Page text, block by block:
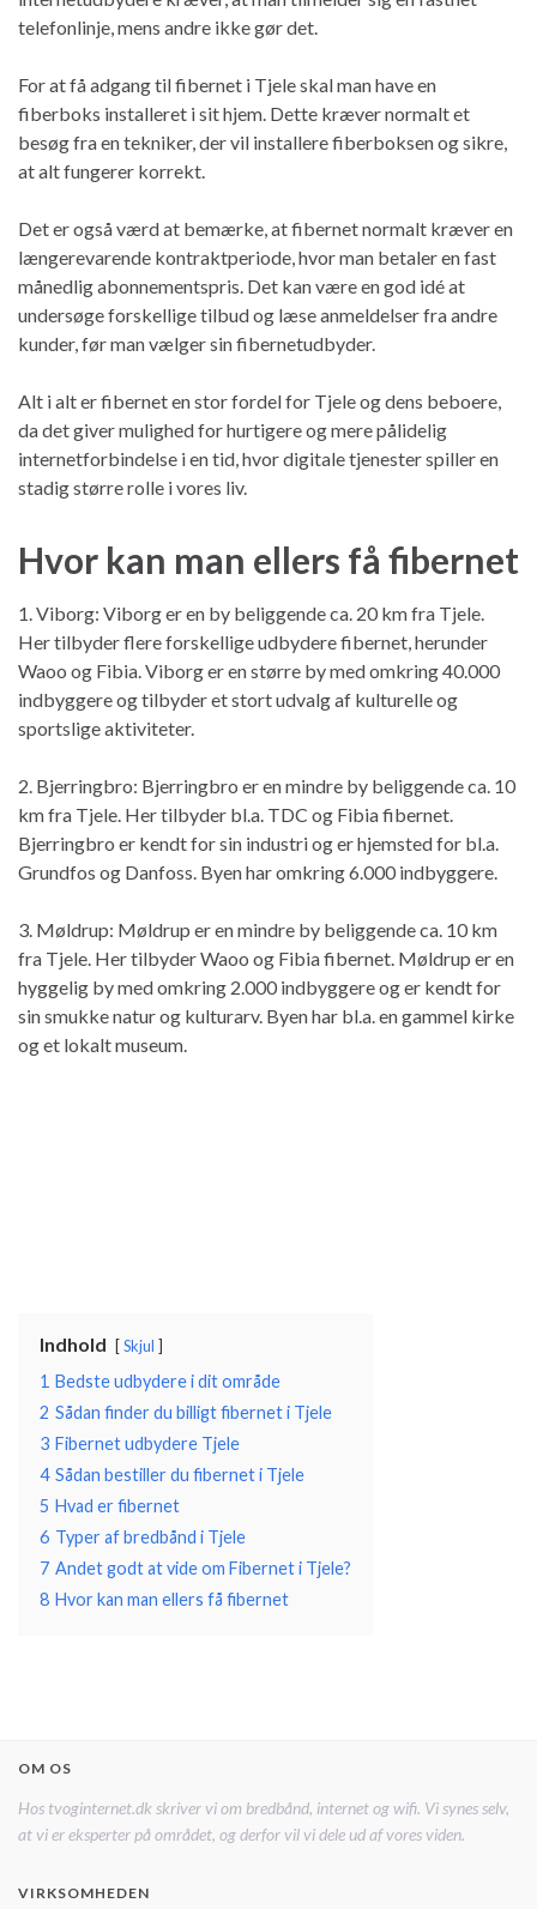
telefonlinje, mens andre ikke gør det.
For at få adgang til fibernet i Tjele skal man have en
fiberboks installeret i sit hjem. Dette kræver normalt et
besøg fra en tekniker, der vil installere fiberboksen og sikre,
at alt fungerer korrekt.
Det er også værd at bemærke, at fibernet normalt kræver en
længerevarende kontraktperiode, hvor man betaler en fast
månedlig abonnementspris. Det kan være en god idé at
undersøge forskellige tilbud og læse anmeldelser fra andre
kunder, før man vælger sin fibernetudbyder.
Alt i alt er fibernet en stor fordel for Tjele og dens beboere,
da det giver mulighed for hurtigere og mere pålidelig
internetforbindelse i en tid, hvor digitale tjenester spiller en
stadig større rolle i vores liv.
Hvor kan man ellers få fibernet
1. Viborg: Viborg er en by beliggende ca. 20 km fra Tjele.
Her tilbyder flere forskellige udbydere fibernet, herunder
Waoo og Fibia. Viborg er en større by med omkring 40.000
indbyggere og tilbyder et stort udvalg af kulturelle og
sportslige aktiviteter.
2. Bjerringbro: Bjerringbro er en mindre by beliggende ca. 10
km fra Tjele. Her tilbyder bl.a. TDC og Fibia fibernet.
Bjerringbro er kendt for sin industri og er hjemsted for bl.a.
Grundfos og Danfoss. Byen har omkring 6.000 indbyggere.
3. Møldrup: Møldrup er en mindre by beliggende ca. 10 km
fra Tjele. Her tilbyder Waoo og Fibia fibernet. Møldrup er en
hyggelig by med omkring 2.000 indbyggere og er kendt for
sin smukke natur og kulturarv. Byen har bl.a. en gammel kirke
og et lokalt museum.
Indhold Skjul
1 Bedste udbydere i dit område
2 Sådan finder du billigt fibernet i Tjele
3 Fibernet udbydere Tjele
4 Sådan bestiller du fibernet i Tjele
5 Hvad er fibernet
6 Typer af bredbånd i Tjele
7 Andet godt at vide om Fibernet i Tjele?
8 Hvor kan man ellers få fibernet
OM OS
Hos tvoginternet.dk skriver vi om bredbånd, internet og wifi. Vi synes selv,
at vi er eksperter på området, og derfor vil vi dele ud af vores viden.
VIRKSOMHEDEN